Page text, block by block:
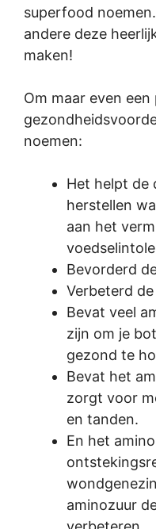
superfood
andere deze
maken!
Om maar even een
noemen:
Het helpt de
herstellen
aan het
Bevorderd
Verbeterd
Bevat veel
zijn om je
gezond te
Bevat het
zorgt voor
en tanden.
En het
aminozuur